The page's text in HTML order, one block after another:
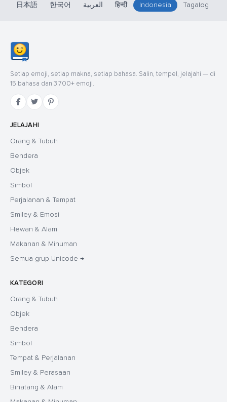
日本語
한국어 العربية हिन्दी Indonesia Tagalog
Setiap emoji, setiap makna, setiap bahasa. Salin, tempel, jelajahi — di
15 bahasa dan 3.700+ emoji.
JELAJAHI
Orang & Tubuh
Bendera
Objek
Simbol
Perjalanan & Tempat
Smiley & Emosi
Hewan & Alam
Makanan & Minuman
Semua grup Unicode →
KATEGORI
Orang & Tubuh
Objek
Bendera
Simbol
Tempat & Perjalanan
Smiley & Perasaan
Binatang & Alam